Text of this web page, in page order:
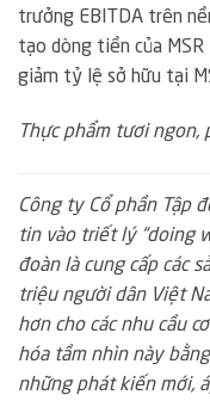
trưởng EBITDA trên
tạo dòng tiền của
giảm tỷ lệ sở hữu tại
Thực phẩm tươi
Công ty Cổ phần Tập
tin vào triết lý “doing
đoàn là cung cấp các
triệu người dân Việt
hơn cho các nhu cầu
hóa tầm nhìn này
những phát kiến mới,